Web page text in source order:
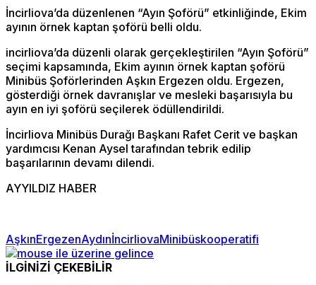
İncirliova’da düzenlenen “Ayın Şoförü” etkinliğinde, Ekim
ayının örnek kaptan şoförü belli oldu.
incirliova’da düzenli olarak gerçekleştirilen “Ayın Şoförü”
seçimi kapsamında, Ekim ayının örnek kaptan şoförü
Minibüs Şoförlerinden Aşkın Ergezen oldu. Ergezen,
gösterdiği örnek davranışlar ve mesleki başarısıyla bu
ayın en iyi şoförü seçilerek ödüllendirildi.
İncirliova Minibüs Durağı Başkanı Rafet Cerit ve başkan
yardımcısı Kenan Aysel tarafından tebrik edilip
başarılarının devamı dilendi.
AYYILDIZ HABER
AşkınErgezenAydınİncirliovaMinibüskooperatifi
İLGİNİZİ ÇEKEBİLİR